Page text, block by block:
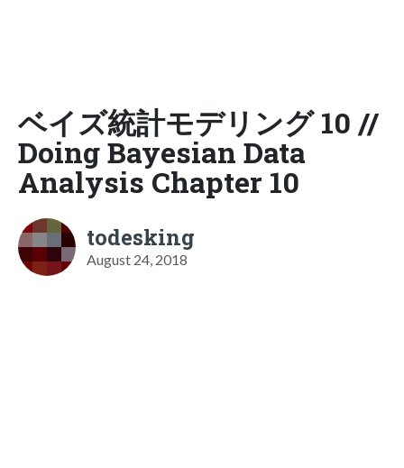
ベイズ統計モデリング 10 //
Doing Bayesian Data
Analysis Chapter 10
todesking
August 24, 2018